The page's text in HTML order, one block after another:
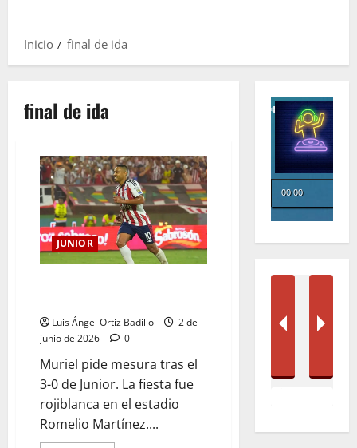
Inicio final de ida
final de ida
JUNIOR
Luis Ángel Ortiz Badillo
2 de
junio de 2026
0
Muriel pide mesura tras el
3-0 de Junior. La fiesta fue
rojiblanca en el estadio
Romelio Martínez....